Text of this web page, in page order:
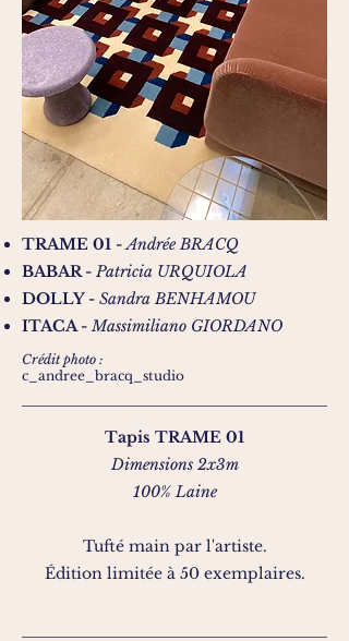
TRAME 01 -Andrée BRACQ
BABAR - Patricia URQUIOLA
DOLLY - Sandra BENHAMOU
ITACA -Massimiliano GIORDANO
Crédit photo :
c_andree_bracq_studio
Tapis TRAME 01
Dimensions 2x3m
100% Laine
Tufté main par l'artiste.
Édition limitée à 50 exemplaires.